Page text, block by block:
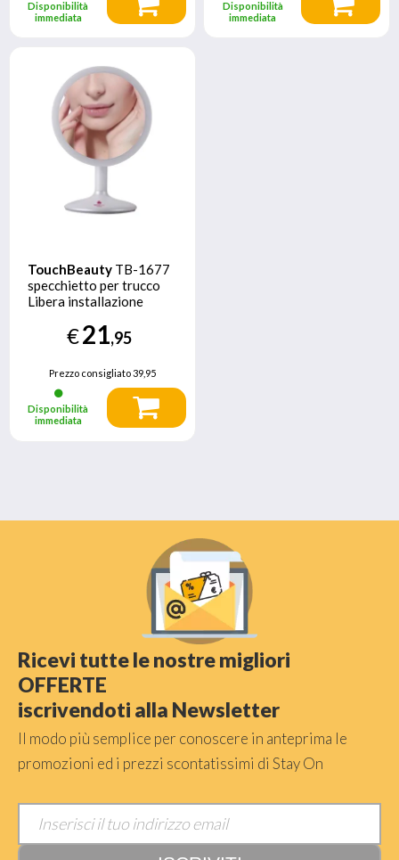
Disponibilità
immediata
Disponibilità
immediata
TouchBeauty TB-1677
specchietto per trucco
Libera installazione
€21,95
Prezzo consigliato39,95
Disponibilità
immediata
Ricevi tutte le nostre migliori
OFFERTE
iscrivendoti alla Newsletter
Il modo più semplice per conoscere in anteprima le
promozioni ed i prezzi scontatissimi di Stay On